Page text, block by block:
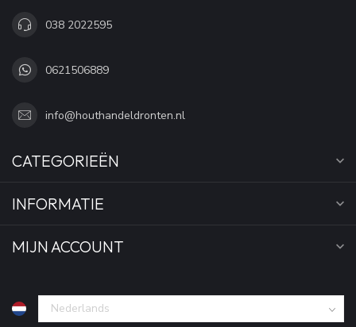
038 2022595
0621506889
info@houthandeldronten.nl
CATEGORIEËN
INFORMATIE
MIJN ACCOUNT